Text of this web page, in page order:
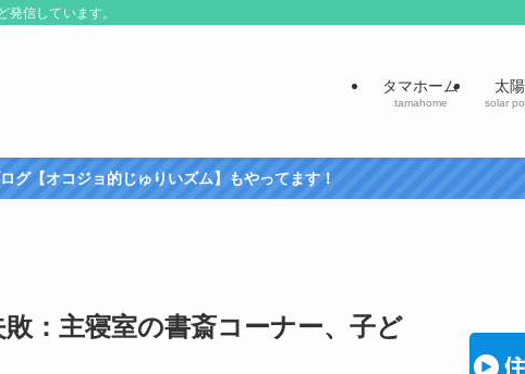
信しています。
タマホーム
tamahome
太
solar
グ【オコジョ的じゅりいズム】もやってます！
：主寝室の書斎コーナー、子ど